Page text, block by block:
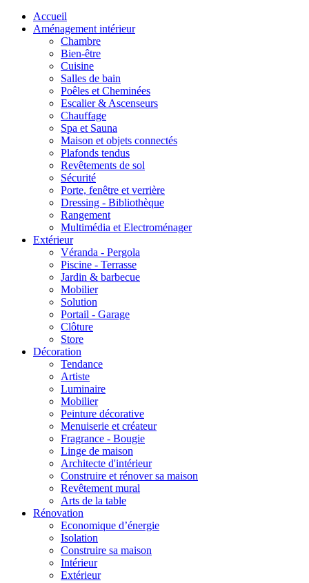
Accueil
Aménagement intérieur
Chambre
Bien-être
Cuisine
Salles de bain
Poêles et Cheminées
Escalier & Ascenseurs
Chauffage
Spa et Sauna
Maison et objets connectés
Plafonds tendus
Revêtements de sol
Sécurité
Porte, fenêtre et verrière
Dressing - Bibliothèque
Rangement
Multimédia et Electroménager
Extérieur
Véranda - Pergola
Piscine - Terrasse
Jardin & barbecue
Mobilier
Solution
Portail - Garage
Clôture
Store
Décoration
Tendance
Artiste
Luminaire
Mobilier
Peinture décorative
Menuiserie et créateur
Fragrance - Bougie
Linge de maison
Architecte d'intérieur
Construire et rénover sa maison
Revêtement mural
Arts de la table
Rénovation
Economique d’énergie
Isolation
Construire sa maison
Intérieur
Extérieur